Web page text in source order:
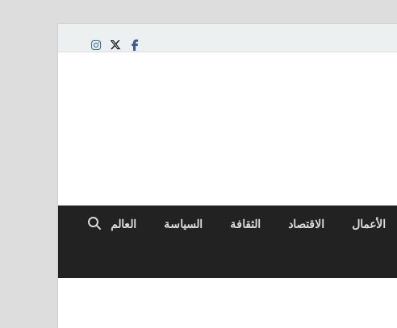
الأعمال الاقتصاد الثقافة السياسة العالم